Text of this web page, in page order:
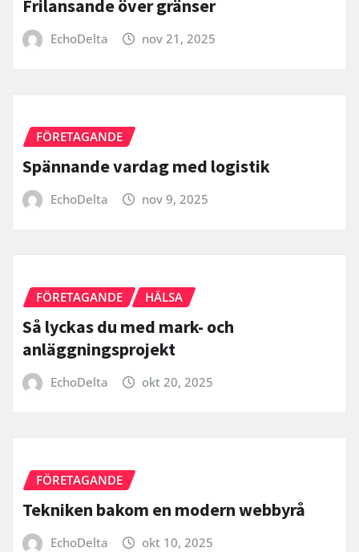
Frilansande över gränser
EchoDelta nov 21, 2025
FÖRETAGANDE
Spännande vardag med logistik
EchoDelta nov 9, 2025
FÖRETAGANDE HÄLSA
Så lyckas du med mark- och
anläggningsprojekt
EchoDelta okt 20, 2025
FÖRETAGANDE
Tekniken bakom en modern webbyrå
EchoDelta okt 10, 2025